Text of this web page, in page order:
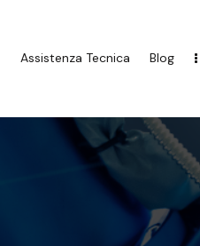
Assistenza Tecnica Blog